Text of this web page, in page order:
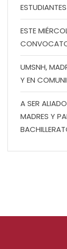
ESTE
UMSNH,
Y EN
A SER
MADRES Y